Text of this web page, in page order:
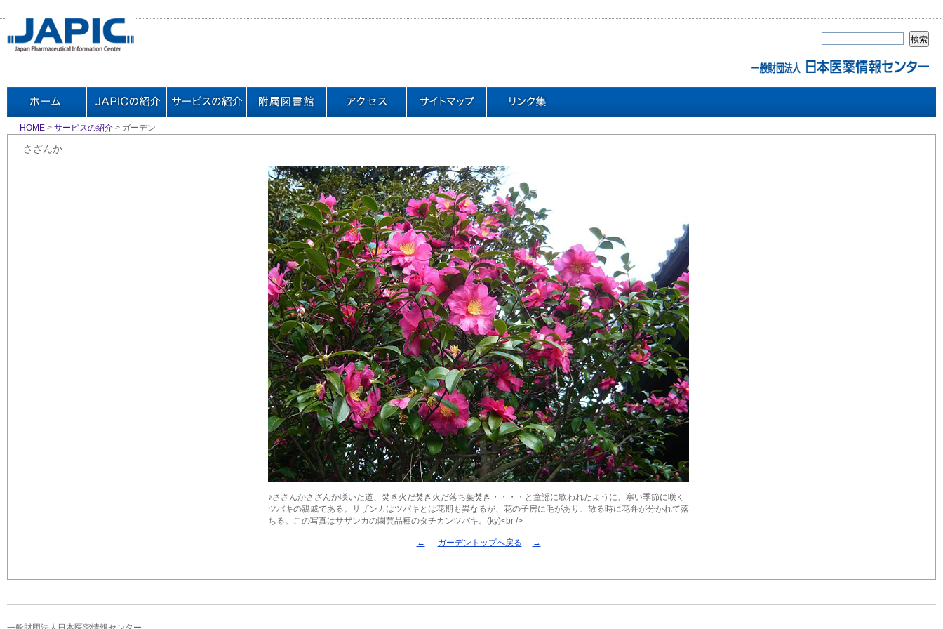
HOME > サービスの紹介 > ガーデン
さざんか
♪さざんかさざんか咲いた道、焚き火だ焚き火だ落ち葉焚き・・・・と童謡に歌われたように、寒い季節に咲く
ツバキの親戚である。サザンカはツバキとは花期も異なるが、花の子房に毛があり、散る時に花弁が分かれて落
ちる。この写真はサザンカの園芸品種のタチカンツバキ。(ky)<br />
← ガーデントップへ戻る →